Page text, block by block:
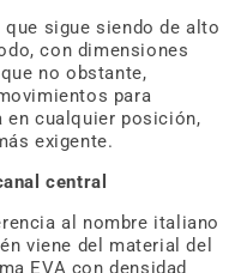
sigue siendo de alto
con dimensiones
no obstante,
para
en cualquier posición,
exigente.
central
al nombre italiano
viene del material del
EVA con densidad